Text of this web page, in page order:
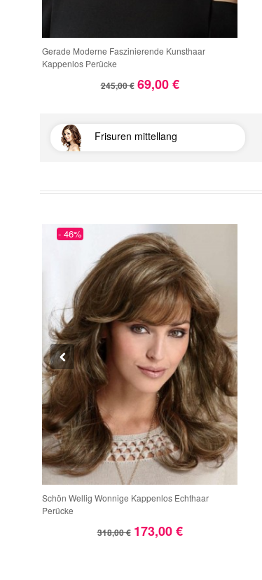
Gerade Moderne Faszinierende Kunsthaar
Kappenlos Perücke
245,00 € 69,00 €
Frisuren mittellang
Schön Wellig Wonnige Kappenlos Echthaar
Perücke
318,00 € 173,00 €
- 46%